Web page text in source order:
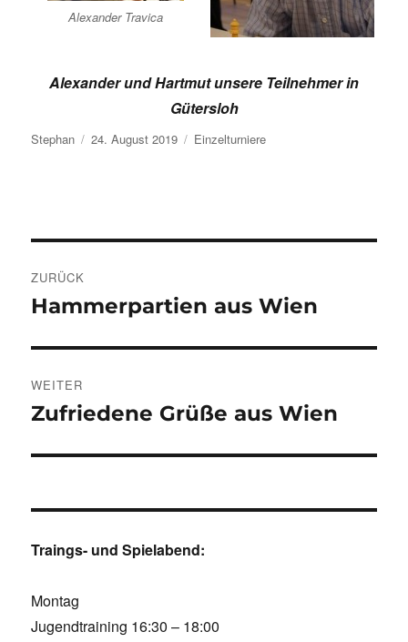
Alexander Travica
Alexander und Hartmut unsere Teilnehmer in
Gütersloh
Autor
Stephan Veröffentlicht
24. August 2019 Kategorien
Einzelturniere
ZURÜCK
Vorheriger
Hammerpartien aus Wien
WEITER
Nächster
Zufriedene Grüße aus Wien
Traings- und Spielabend:
Montag
Jugendtraining 16:30 – 18:00